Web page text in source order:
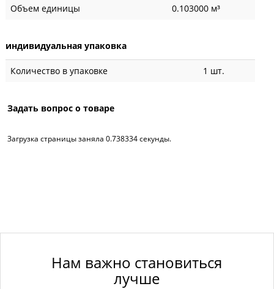
Объем единицы
0.103000 м³
индивидуальная упаковка
Количество в упаковке 1 шт.
Задать вопрос о товаре
Загрузка страницы заняла 0.738334 секунды.
Нам важно становиться
лучше